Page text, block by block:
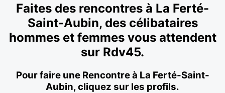
Faites des rencontres à La Ferté-
Saint-Aubin, des célibataires
hommes et femmes vous attendent
sur Rdv45.
Pour faire une Rencontre à La Ferté-Saint-
Aubin, cliquez sur les profils.